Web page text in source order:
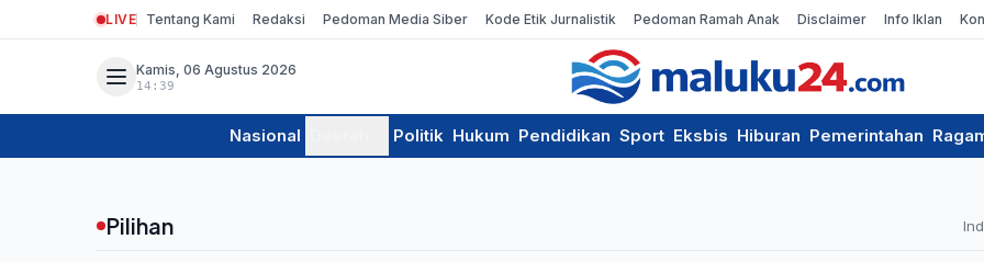
LIVE Tentang Kami Redaksi Pedoman Media Siber Kode Etik Jurnalistik Pedoman Ramah Anak Disclaimer Info Iklan
Kamis, 06 Agustus 2026
14:39
Nasional Politik Hukum Pendidikan Sport Eksbis Hiburan Pemerintahan
Pilihan